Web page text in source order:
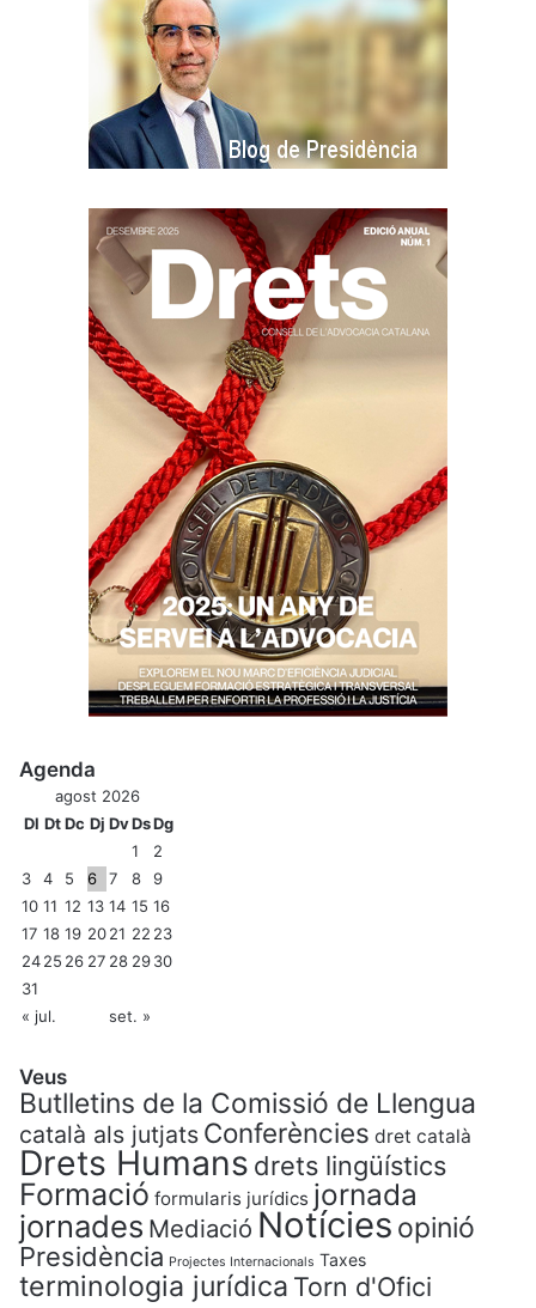
Agenda
agost 2026
Dl DtDc Dj DvDsDg
1
2
3
4 5 6 7 8
9
10 11 12 13 14 15 16
17 18 19 2021 22 23
2425 26 27 28 2930
31
« jul.
set. »
Veus
Butlletins de la Comissió de Llengua
català als jutjats Conferències dret català
Drets Humans drets lingüístics
Formació formularis jurídics jornada
jornades Mediació Notícies opinió
Presidència Projectes Internacionals Taxes
terminologia jurídica Torn d'Ofici